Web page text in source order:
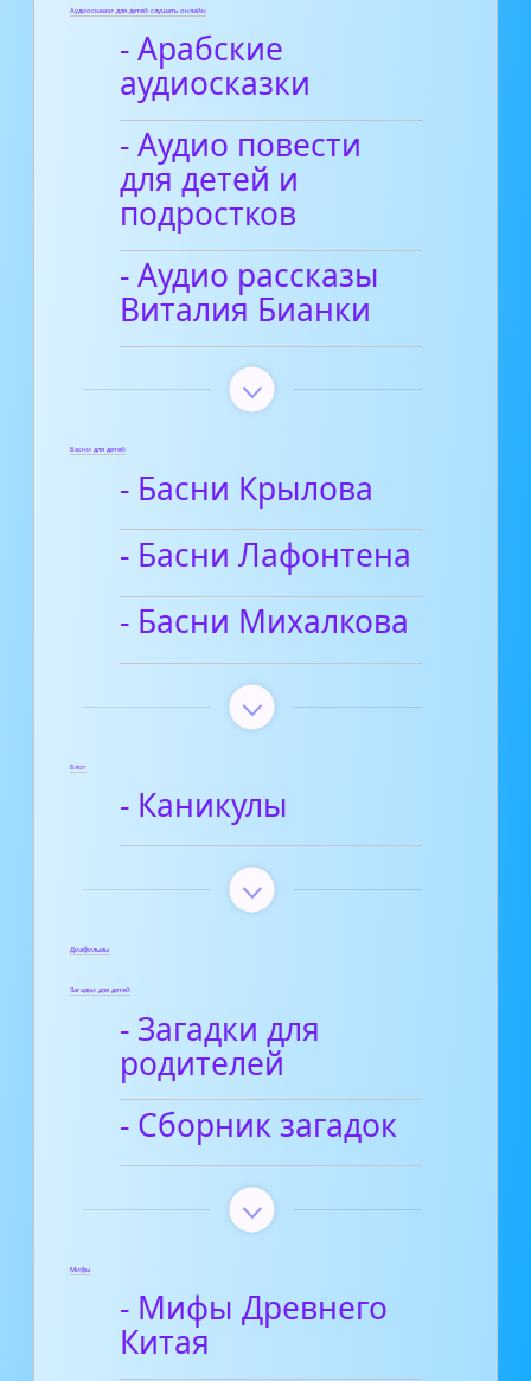
Аудиосказки для детей слушать онлайн
- Арабские
аудиосказки
- Аудио повести
для детей и
подростков
- Аудио рассказы
Виталия Бианки
Басни для детей
- Басни Крылова
- Басни Лафонтена
- Басни Михалкова
Блог
- Каникулы
Диафильмы
Загадки для детей
- Загадки для
родителей
- Сборник загадок
Мифы
- Мифы Древнего
Китая